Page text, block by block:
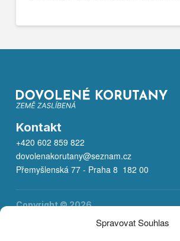
Spravovat Souhlas
Kontakt
+420 602 859 822
dovolenakorutany@seznam.cz
Přemyšlenská 77 - Praha 8 182 00
Copyright © 2026